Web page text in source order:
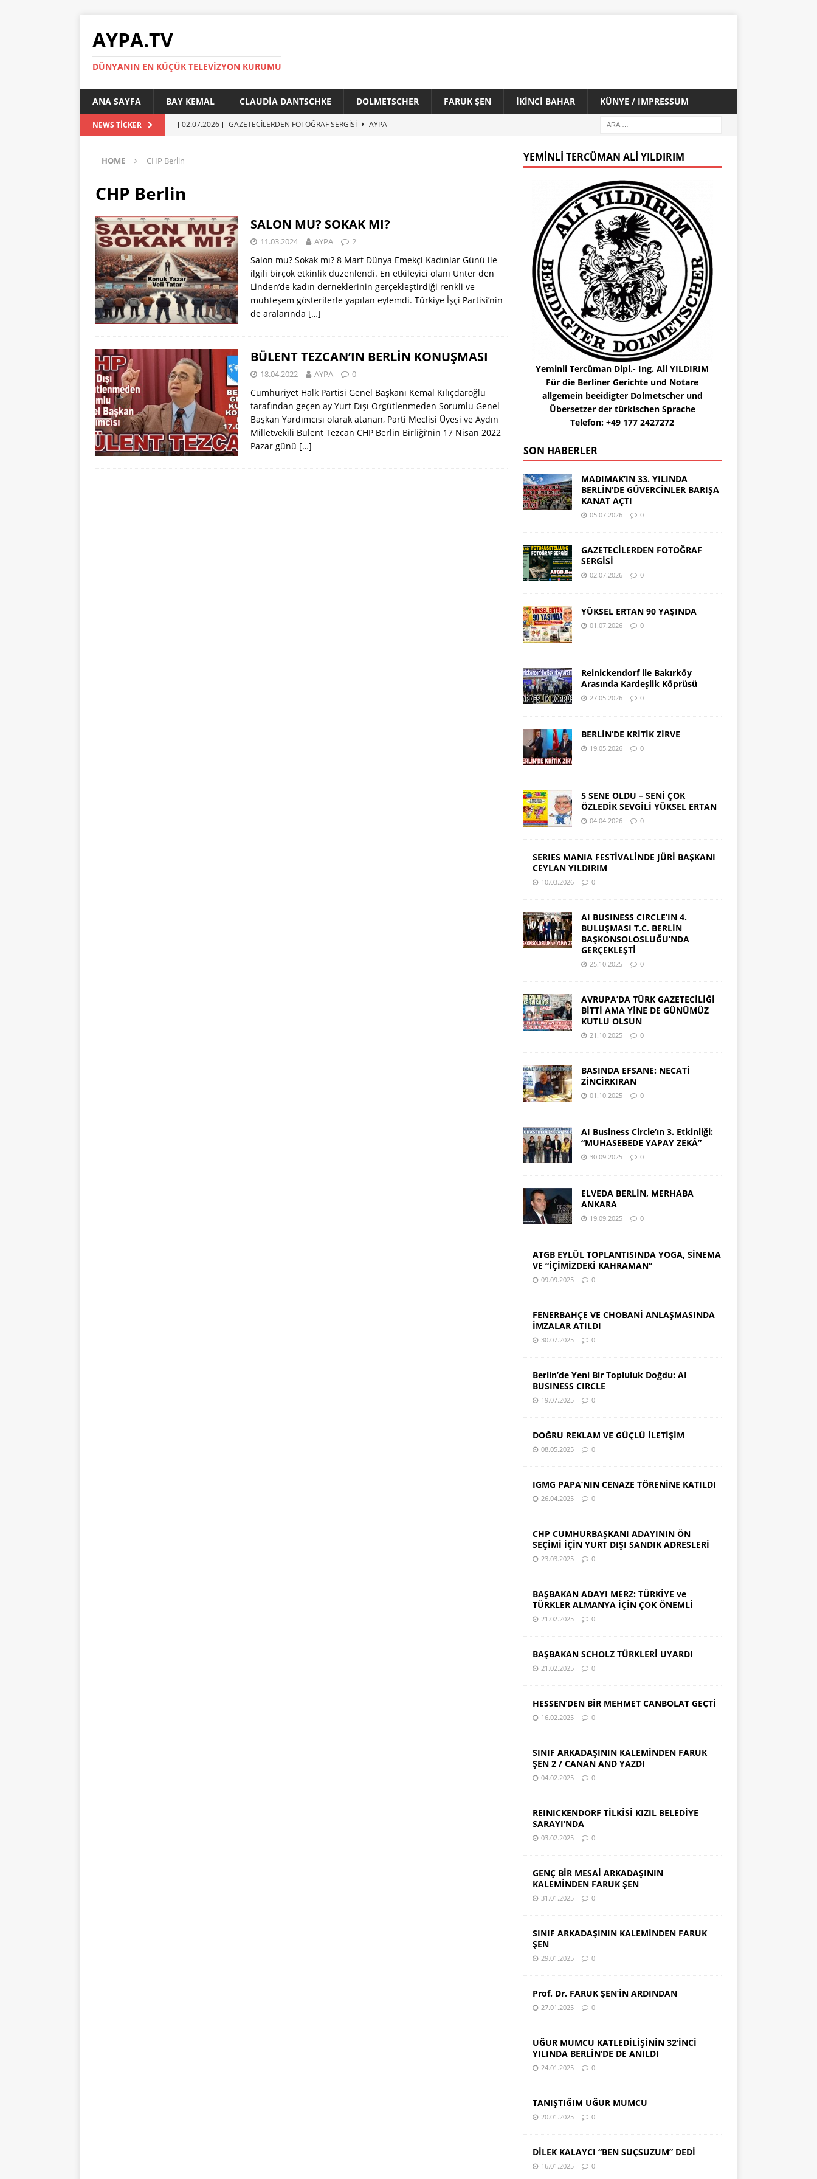
AYPA.TV
DÜNYANIN EN KÜÇÜK TELEVIZYON KURUMU
ANA SAYFA BAY KEMAL CLAUDIA DANTSCHKE DOLMETSCHER FARUK ŞEN İKİNCİ BAHAR KÜNYE / IMPRESSUM
NEWS TICKER [ 02.07.2026 ] GAZETECİLERDEN FOTOĞRAF SERGİSİ
AYPA
[ 27.05.2026 ]
AYPA
HOME CHP Berlin
CHP Berlin
SALON MU? SOKAK MI?
11.03.2024 AYPA 2
Salon mu? Sokak mı? 8 Mart Dünya Emekçi Kadınlar Günü ile
ilgili birçok etkinlik düzenlendi. En etkileyici olanı Unter den
Linden’de kadın derneklerinin gerçekleştirdiği renkli ve
muhteşem gösterilerle yapılan eylemdi. Türkiye İşçi Partisi’nin
de aralarında […]
BÜLENT TEZCAN’IN BERLİN KONUŞMASI
18.04.2022 AYPA 0
Cumhuriyet Halk Partisi Genel Başkanı Kemal Kılıçdaroğlu
tarafından geçen ay Yurt Dışı Örgütlenmeden Sorumlu Genel
Başkan Yardımcısı olarak atanan, Parti Meclisi Üyesi ve Aydın
Milletvekili Bülent Tezcan CHP Berlin Birliği’nin 17 Nisan 2022
Pazar günü […]
YEMINLI TERCÜMAN ALI YILDIRIM
Yeminli Tercüman Dipl.- Ing. Ali YILDIRIM
Für die Berliner Gerichte und Notare
allgemein beeidigter Dolmetscher und
Übersetzer der türkischen Sprache
Telefon: +49 177 2427272
SON HABERLER
MADIMAK’IN 33. YILINDA
BERLİN’DE GÜVERCİNLER BARIŞA
KANAT AÇTI
05.07.2026 0
GAZETECİLERDEN FOTOĞRAF
SERGİSİ
02.07.2026 0
YÜKSEL ERTAN 90 YAŞINDA
01.07.2026 0
Reinickendorf ile Bakırköy
Arasında Kardeşlik Köprüsü
27.05.2026 0
BERLİN’DE KRİTİK ZİRVE
19.05.2026 0
5 SENE OLDU – SENİ ÇOK
ÖZLEDİK SEVGİLİ YÜKSEL ERTAN
04.04.2026 0
SERIES MANIA FESTİVALİNDE JÜRİ BAŞKANI
CEYLAN YILDIRIM
10.03.2026 0
AI BUSINESS CIRCLE’IN 4.
BULUŞMASI T.C. BERLİN
BAŞKONSOLOSLUĞU’NDA
GERÇEKLEŞTİ
25.10.2025 0
AVRUPA’DA TÜRK GAZETECİLİĞİ
BİTTİ AMA YİNE DE GÜNÜMÜZ
KUTLU OLSUN
21.10.2025 0
BASINDA EFSANE: NECATİ
ZİNCİRKIRAN
01.10.2025 0
AI Business Circle’ın 3. Etkinliği:
“MUHASEBEDE YAPAY ZEKÂ”
30.09.2025 0
ELVEDA BERLİN, MERHABA
ANKARA
19.09.2025 0
ATGB EYLÜL TOPLANTISINDA YOGA, SİNEMA
VE “İÇİMİZDEKİ KAHRAMAN”
09.09.2025 0
FENERBAHÇE VE CHOBANİ ANLAŞMASINDA
İMZALAR ATILDI
30.07.2025 0
Berlin’de Yeni Bir Topluluk Doğdu: AI
BUSINESS CIRCLE
19.07.2025 0
DOĞRU REKLAM VE GÜÇLÜ İLETİŞİM
08.05.2025 0
IGMG PAPA’NIN CENAZE TÖRENİNE KATILDI
26.04.2025 0
CHP CUMHURBAŞKANI ADAYININ ÖN
SEÇİMİ İÇİN YURT DIŞI SANDIK ADRESLERİ
23.03.2025 0
BAŞBAKAN ADAYI MERZ: TÜRKİYE ve
TÜRKLER ALMANYA İÇİN ÇOK ÖNEMLİ
21.02.2025 0
BAŞBAKAN SCHOLZ TÜRKLERİ UYARDI
21.02.2025 0
HESSEN’DEN BİR MEHMET CANBOLAT GEÇTİ
16.02.2025 0
SINIF ARKADAŞININ KALEMİNDEN FARUK
ŞEN 2 / CANAN AND YAZDI
04.02.2025 0
REINICKENDORF TİLKİSİ KIZIL BELEDİYE
SARAYI’NDA
03.02.2025 0
GENÇ BİR MESAİ ARKADAŞININ
KALEMİNDEN FARUK ŞEN
31.01.2025 0
SINIF ARKADAŞININ KALEMİNDEN FARUK
ŞEN
29.01.2025 0
Prof. Dr. FARUK ŞEN’İN ARDINDAN
27.01.2025 0
UĞUR MUMCU KATLEDİLİŞİNİN 32’İNCİ
YILINDA BERLİN’DE DE ANILDI
24.01.2025 0
TANIŞTIĞIM UĞUR MUMCU
20.01.2025 0
DİLEK KALAYCI “BEN SUÇSUZUM” DEDİ
16.01.2025 0